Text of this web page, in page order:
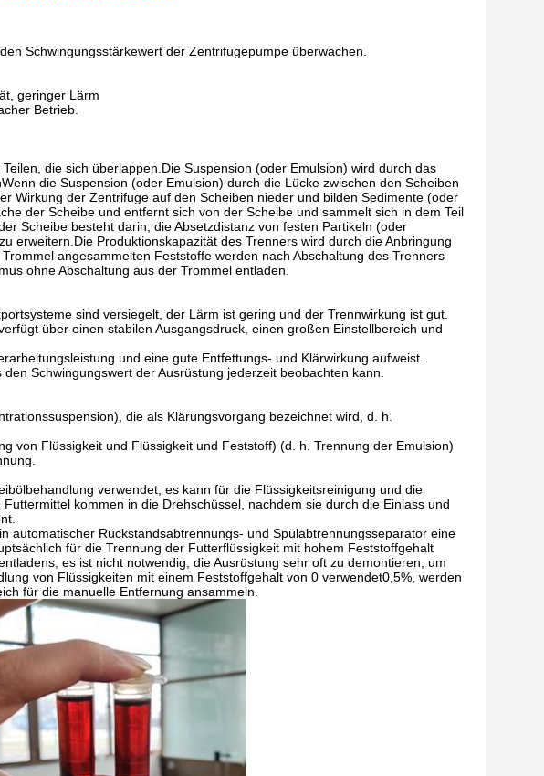
Schwingungsstärkewert der Zentrifugepumpe überwachen.
geringer Lärm
Betrieb.
die sich überlappen.Die Suspension (oder Emulsion) wird durch das
die Suspension (oder Emulsion) durch die Lücke zwischen den Scheiben
Wirkung der Zentrifuge auf den Scheiben nieder und bilden Sedimente (oder
der Scheibe und entfernt sich von der Scheibe und sammelt sich in dem Teil
Scheibe besteht darin, die Absetzdistanz von festen Partikeln (oder
erweitern.Die Produktionskapazität des Trenners wird durch die Anbringung
angesammelten Feststoffe werden nach Abschaltung des Trenners
ohne Abschaltung aus der Trommel entladen.
sind versiegelt, der Lärm ist gering und der Trennwirkung ist gut.
über einen stabilen Ausgangsdruck, einen großen Einstellbereich und
und eine gute Entfettungs- und Klärwirkung aufweist.
Schwingungswert der Ausrüstung jederzeit beobachten kann.
die als Klärungsvorgang bezeichnet wird, d. h.
von Flüssigkeit und Flüssigkeit und Feststoff) (d. h. Trennung der Emulsion)
verwendet, es kann für die Flüssigkeitsreinigung und die
kommen in die Drehschüssel, nachdem sie durch die Einlass und
automatischer Rückstandsabtrennungs- und Spülabtrennungsseparator eine
für die Trennung der Futterflüssigkeit mit hohem Feststoffgehalt
es ist nicht notwendig, die Ausrüstung sehr oft zu demontieren, um
von Flüssigkeiten mit einem Feststoffgehalt von 0 verwendet0,5%, werden
für die manuelle Entfernung ansammeln.